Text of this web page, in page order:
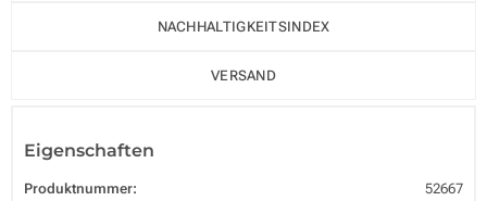
NACHHALTIGKEITSINDEX
VERSAND
Eigenschaften
Produktnummer: 52667